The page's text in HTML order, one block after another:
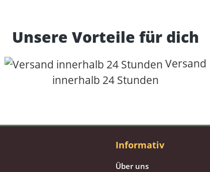
Unsere Vorteile für dich
Versand
innerhalb 24 Stunden
Informativ
Über uns